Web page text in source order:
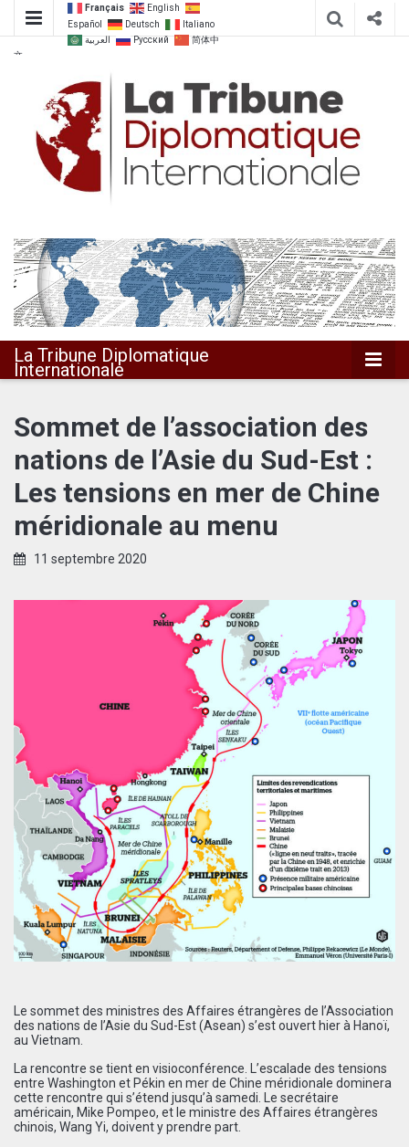
Français
English
Español
Deutsch
Italiano
العربية
Русский
简体中
文
La Tribune
Diplomatique
Internationale
La Tribune Diplomatique
Internationale
Sommet de l’association des
nations de l’Asie du Sud-Est :
Les tensions en mer de Chine
méridionale au menu
11 septembre 2020
Le sommet des ministres des Affaires étrangères de l’Association
des nations de l’Asie du Sud-Est (Asean) s’est ouvert hier à Hanoï,
au Vietnam.
La rencontre se tient en visioconférence. L’escalade des tensions
entre Washington et Pékin en mer de Chine méridionale dominera
cette rencontre qui s’étend jusqu’à samedi. Le secrétaire
américain, Mike Pompeo, et le ministre des Affaires étrangères
chinois, Wang Yi, doivent y prendre part.